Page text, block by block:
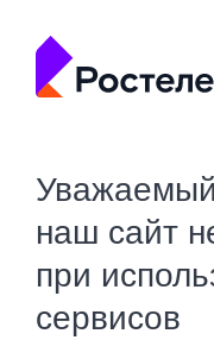
наш сайт
при
сервисов